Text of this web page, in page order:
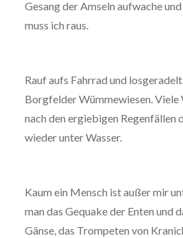
Gesang der Amseln aufwache
muss ich raus.
Rauf aufs Fahrrad und
Borgfelder Wümmewiesen. Viele
nach den ergiebigen Regenfällen
wieder unter Wasser.
Kaum ein Mensch ist außer mir
man das Gequake der Enten und
Gänse, das Trompeten von